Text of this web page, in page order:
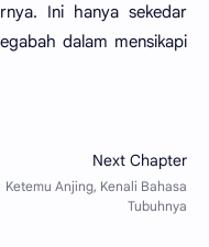
Ini hanya sekedar
dalam mensikapi